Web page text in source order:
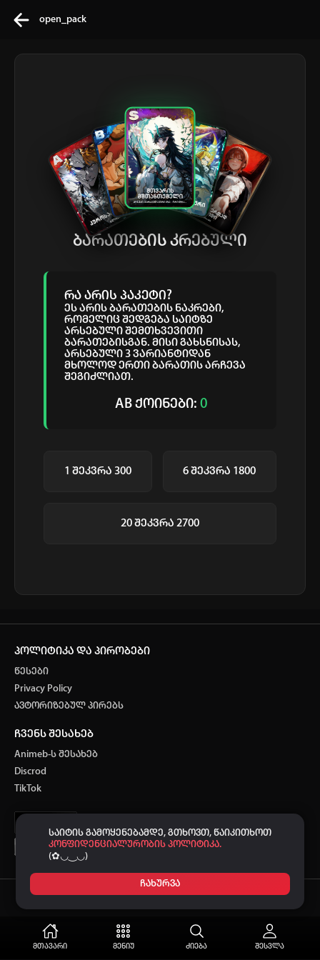
open_pack
კვირის ტოპ 3 მოძებნადი სიტყვა
solo leveling My hero academia
თქვენი ძიების ისტორია
ისტორია ცარიელია
სრული ისტორიის გასუფთავება
საიტის გამოყენებამდე, გთხოვთ, წაიკითხოთ
კონფიდენციალურობის პოლიტიკა.
(✿◡‿◡)
ჩახურვა
ავტორიზაცია
არ გაქვს ექაუნთი?
ან
მთავარი მენიუ ძიება შესვლა
ბარათების კრებული
რა არის პაკეტი?
ეს არის ბარათების ნაკრები,
რომელიც შედგება საიტზე
არსებული შემთხვევითი
ბარათებისგან. მისი გახსნისას,
არსებული 3 ვარიანტიდან
მხოლოდ ერთი ბარათის არჩევა
შეგიძლიათ.
AB ქოინები: 0
1 შეკვრა 300 6 შეკვრა 1800
20 შეკვრა 2700
პოლიტიკა და პირობები
წესები
Privacy Policy
ავტორიზებულ პირებს
ჩვენს შესახებ
Animeb-ს შესახებ
Discrod
TikTok